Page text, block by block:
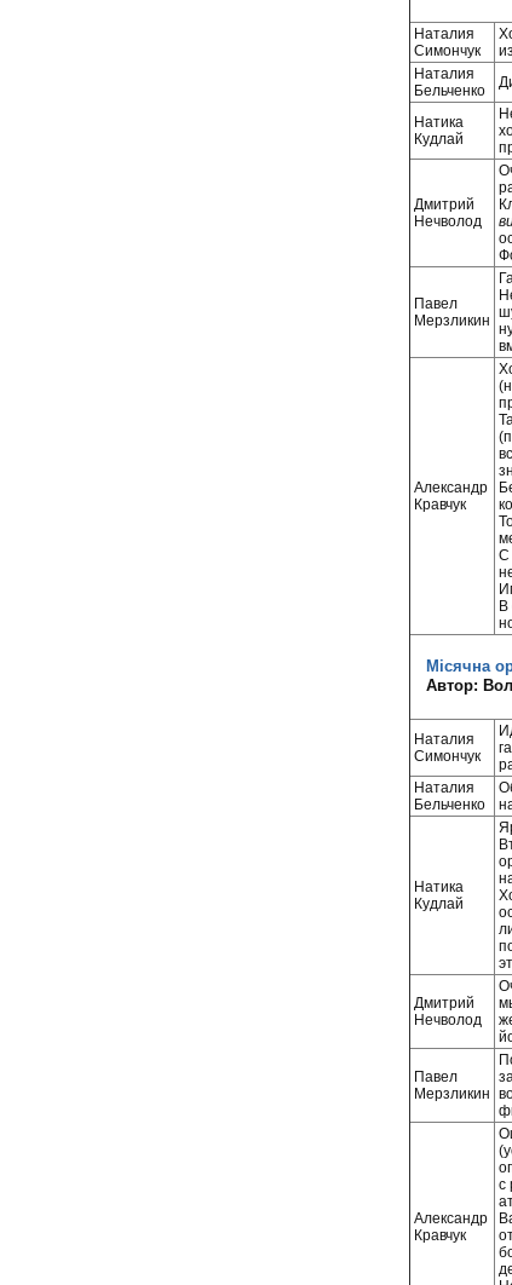
Наталия
Симончук
Наталия
Бельченко
Натика
Кудлай
Дмитрий
Нечволод
Павел
Мерзликин
Александр
Кравчук
С
В
Місячна
Автор:
Наталия
Симончук
Наталия
Бельченко
Натика
Кудлай
Дмитрий
Нечволод
Павел
Мерзликин
Александр
Кравчук
с